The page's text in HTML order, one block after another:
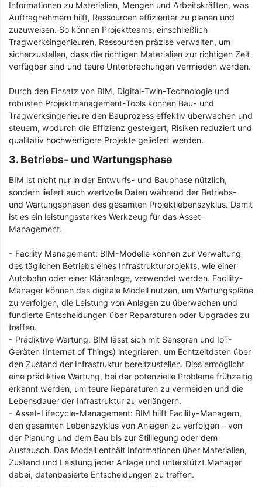
Informationen zu Materialien, Mengen und Arbeitskräften, was
Auftragnehmern hilft, Ressourcen effizienter zu planen und
zuzuweisen. So können Projektteams, einschließlich
Tragwerksingenieuren, Ressourcen präzise verwalten, um
sicherzustellen, dass die richtigen Materialien zur richtigen Zeit
verfügbar sind und teure Unterbrechungen vermieden werden.
Durch den Einsatz von BIM, Digital-Twin-Technologie und
robusten Projektmanagement-Tools können Bau- und
Tragwerksingenieure den Bauprozess effektiv überwachen und
steuern, wodurch die Effizienz gesteigert, Risiken reduziert und
qualitativ hochwertigere Projekte geliefert werden.
3. Betriebs- und Wartungsphase
BIM ist nicht nur in der Entwurfs- und Bauphase nützlich,
sondern liefert auch wertvolle Daten während der Betriebs-
und Wartungsphasen des gesamten Projektlebenszyklus. Damit
ist es ein leistungsstarkes Werkzeug für das Asset-
Management.
- Facility Management: BIM-Modelle können zur Verwaltung
des täglichen Betriebs eines Infrastrukturprojekts, wie einer
Autobahn oder einer Kläranlage, verwendet werden. Facility-
Manager können das digitale Modell nutzen, um Wartungspläne
zu verfolgen, die Leistung von Anlagen zu überwachen und
fundierte Entscheidungen über Reparaturen oder Upgrades zu
treffen.
- Prädiktive Wartung: BIM lässt sich mit Sensoren und IoT-
Geräten (Internet of Things) integrieren, um Echtzeitdaten über
den Zustand der Infrastruktur bereitzustellen. Dies ermöglicht
eine prädiktive Wartung, bei der potenzielle Probleme frühzeitig
erkannt werden, um teure Reparaturen zu vermeiden und die
Lebensdauer der Infrastruktur zu verlängern.
- Asset-Lifecycle-Management: BIM hilft Facility-Managern,
den gesamten Lebenszyklus von Anlagen zu verfolgen – von
der Planung und dem Bau bis zur Stilllegung oder dem
Austausch. Das Modell enthält Informationen über Materialien,
Zustand und Leistung jeder Anlage und unterstützt Manager
dabei, datenbasierte Entscheidungen zu treffen.